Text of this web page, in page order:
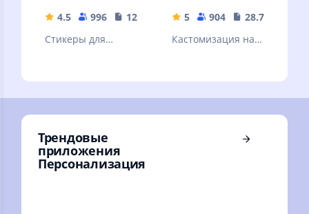
4.5 996
12.74 MB
Стикеры для
5 904
28.74 MB
Кастомизация на
Трендовые
приложения
Персонализация